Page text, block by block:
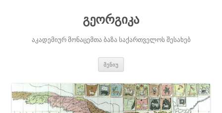
გეორგიკა
აკადემიურ მონაცემთა ბაზა საქართველოს შესახებ
მენიუ